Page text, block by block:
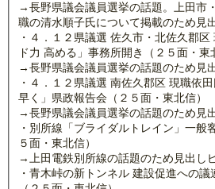
→長野県議会議員選挙の話題。上田市
職の清水順子氏について掲載のため見
・４．１２県議選 佐久市・北佐久郡
ド力 高める」事務所開き（２５面・東
→長野県議会議員選挙の話題のため見
・４．１２県議選 南佐久郡区 現職依
早く」県政報告会（２５面・東北信）
→長野県議会議員選挙の話題のため見
・別所線「ブライダルトレイン」一般
５面・東北信）
→上田電鉄別所線の話題のため見出し
・青木峠の新トンネル 建設促進への